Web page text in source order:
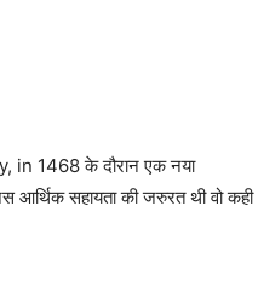
1468 के दौरान एक नया
आर्थिक सहायता की जरुरत थी वो कही